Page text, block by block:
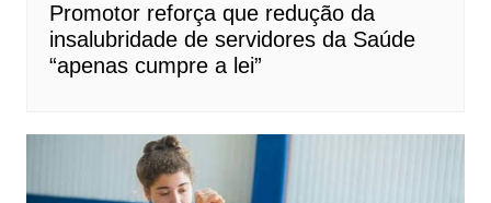
Promotor reforça que redução da
insalubridade de servidores da Saúde
“apenas cumpre a lei”